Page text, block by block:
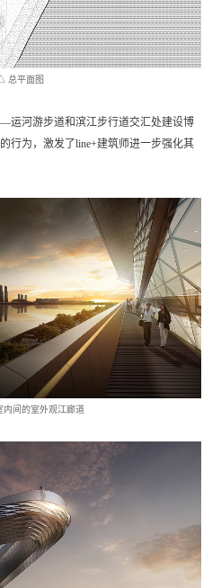
总平面图
运河游步道和滨江步行道交汇处建设博
行为，激发了line+建筑师进一步强化其
间的室外观江廊道